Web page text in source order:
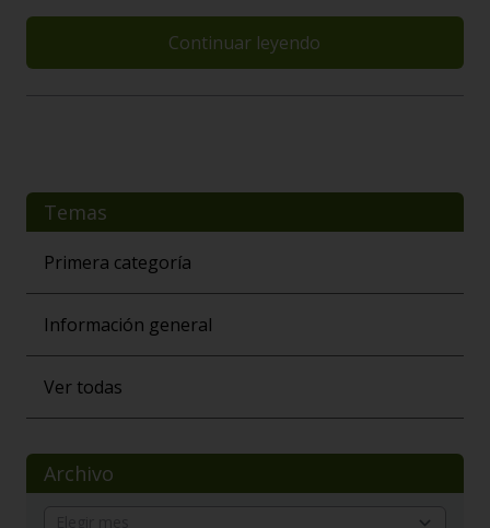
Continuar leyendo
Temas
Primera categoría
Información general
Ver todas
Archivo